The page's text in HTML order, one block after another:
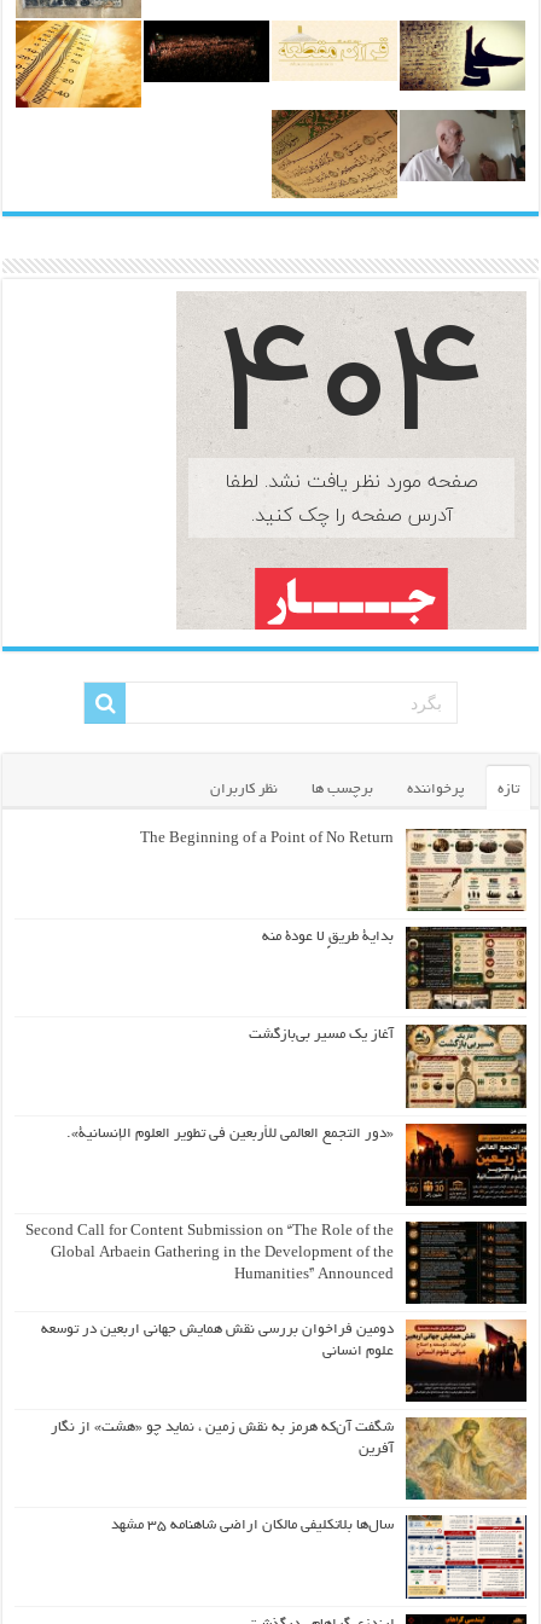
تازه پرخواننده برچسب ها نظر کاربران
The Beginning of a Point of No Return
بداية طريقٍ لا عودة منه
آغاز یک مسیر بی‌بازگشت
«دور التجمع العالمي للأربعين في تطوير العلوم الإنسانية».
Second Call for Content Submission on “The Role of the
Global Arbaein Gathering in the Development of the
Humanities” Announced
دومین فراخوان بررسی نقش همایش جهانی اربعین در توسعه
علوم انسانی
شگفت آن‌که هرمز به نقش زمین ، نماید چو «هشت» از نگار
آفرین
سال‌ها بلاتکلیفی مالکان اراضی شاهنامه ۳۵ مشهد